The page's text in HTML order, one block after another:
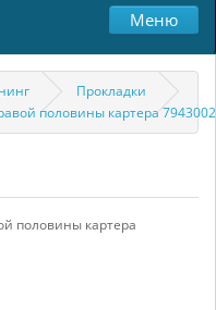
Меню
Прокладки
половины картера
половины картера